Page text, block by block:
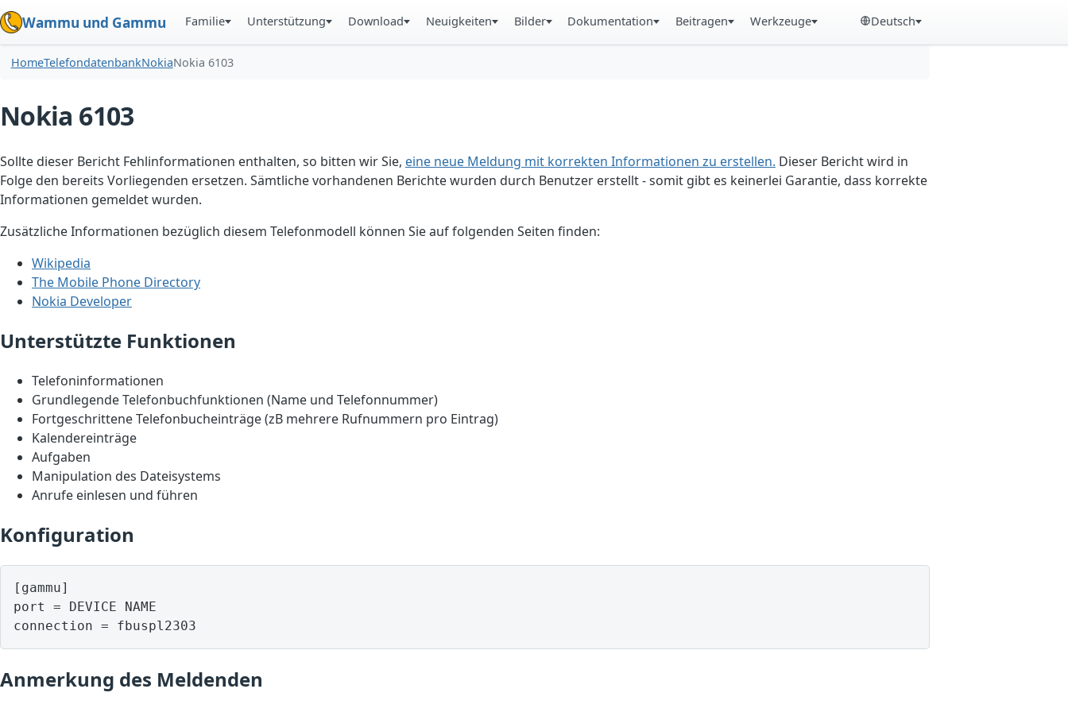
Wammu und Gammu Familie Unterstützung Download Neuigkeiten Bilder Dokumentation Beitragen Werkzeuge Deutsch
HomeTelefondatenbankNokiaNokia 6103
Nokia 6103
Sollte dieser Bericht Fehlinformationen enthalten, so bitten wir Sie, eine neue Meldung mit korrekten Informationen zu erstellen. Dieser Bericht wird in
Folge den bereits Vorliegenden ersetzen. Sämtliche vorhandenen Berichte wurden durch Benutzer erstellt - somit gibt es keinerlei Garantie, dass korrekte
Informationen gemeldet wurden.
Zusätzliche Informationen bezüglich diesem Telefonmodell können Sie auf folgenden Seiten finden:
Wikipedia
The Mobile Phone Directory
Nokia Developer
Unterstützte Funktionen
Telefoninformationen
Grundlegende Telefonbuchfunktionen (Name und Telefonnummer)
Fortgeschrittene Telefonbucheinträge (zB mehrere Rufnummern pro Eintrag)
Kalendereinträge
Aufgaben
Manipulation des Dateisystems
Anrufe einlesen und führen
Konfiguration
[gammu]
port = DEVICE NAME
Anmerkung des Meldenden